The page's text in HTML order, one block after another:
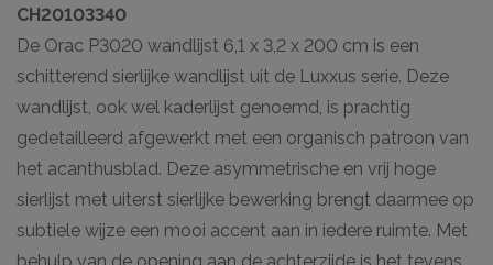
CH20103340
De Orac P3020 wandlijst 6,1 x 3,2 x 200 cm is een
schitterend sierlijke wandlijst uit de Luxxus serie. Deze
wandlijst, ook wel kaderlijst genoemd, is prachtig
gedetailleerd afgewerkt met een organisch patroon van
het acanthusblad. Deze asymmetrische en vrij hoge
sierlijst met uiterst sierlijke bewerking brengt daarmee op
subtiele wijze een mooi accent aan in iedere ruimte. Met